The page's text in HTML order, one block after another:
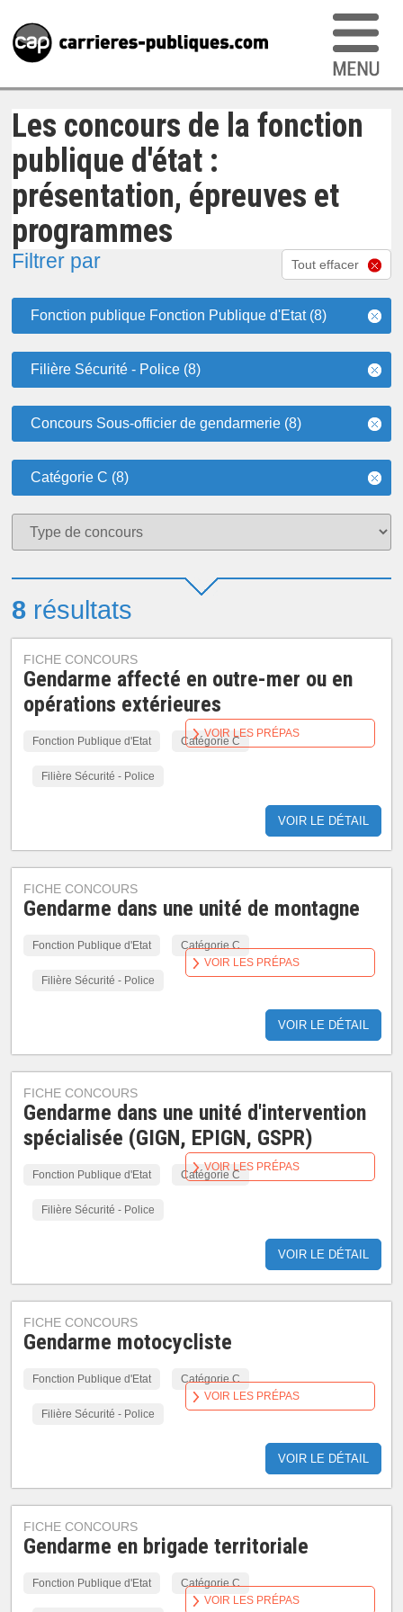
Les concours de la fonction
publique d'état :
présentation, épreuves et
programmes
Filtrer par Tout effacer
Fonction publique Fonction Publique d'Etat (8)
Filière Sécurité - Police (8)
Concours Sous-officier de gendarmerie (8)
Catégorie C (8)
8 résultats
FICHE CONCOURS
Gendarme affecté en outre-mer ou en
opérations extérieures
Fonction Publique d'Etat Catégorie C
Filière Sécurité - Police
VOIR LE DÉTAIL
VOIR LES PRÉPAS
FICHE CONCOURS
Gendarme dans une unité de montagne
Fonction Publique d'Etat Catégorie C
Filière Sécurité - Police
VOIR LE DÉTAIL
VOIR LES PRÉPAS
FICHE CONCOURS
Gendarme dans une unité d'intervention
spécialisée (GIGN, EPIGN, GSPR)
Fonction Publique d'Etat Catégorie C
Filière Sécurité - Police
VOIR LE DÉTAIL
VOIR LES PRÉPAS
FICHE CONCOURS
Gendarme motocycliste
Fonction Publique d'Etat Catégorie C
Filière Sécurité - Police
VOIR LE DÉTAIL
VOIR LES PRÉPAS
FICHE CONCOURS
Gendarme en brigade territoriale
Fonction Publique d'Etat
Catégorie C
VOIR LES PRÉPAS